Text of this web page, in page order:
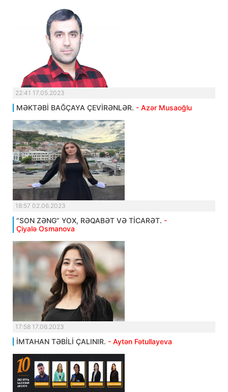
22:41 17.05.2023
MƏKTƏBİ BAĞÇAYA ÇEVİRƏNLƏR. - Azər Musaoğlu
18:57 02.06.2023
“SON ZƏNG” YOX, RƏQABƏT VƏ TİCARƏT. -
Çiyalə Osmanova
17:58 17.06.2023
İMTAHAN TƏBİLİ ÇALINIR. - Aytən Fətullayeva